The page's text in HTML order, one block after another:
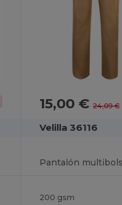
15,00 € 24,09 €
Velilla 36116
200 gsm